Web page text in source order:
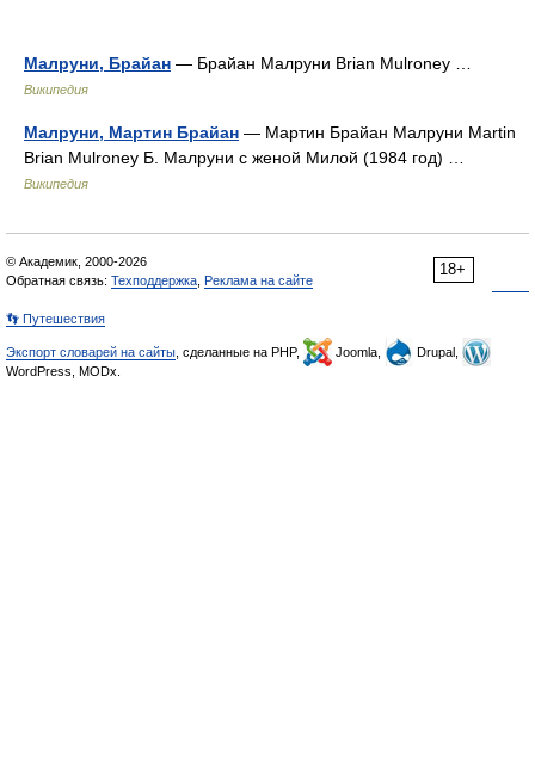
Малруни, Брайан — Брайан Малруни Brian Mulroney …
Википедия
Малруни, Мартин Брайан — Мартин Брайан Малруни Martin
Brian Mulroney Б. Малруни с женой Милой (1984 год) …
Википедия
18+
© Академик, 2000-2026
Обратная связь: Техподдержка Реклама на сайте
👣 Путешествия
Экспорт словарей на сайты , сделанные на PHP, Joomla,
Drupal,
WordPress, MODx.